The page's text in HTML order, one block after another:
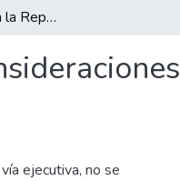
El juicio ejecutivo en la República del Ecuador: consideraciones generales.
ejecutiva, no se